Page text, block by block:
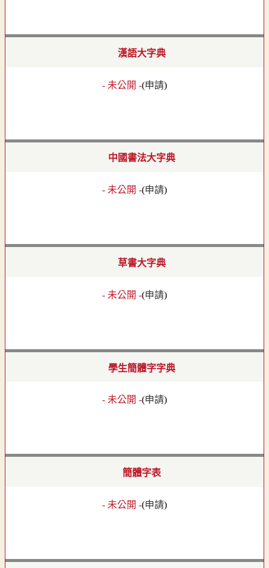
漢語大字典
- 未公開 -(申請)
中國書法大字典
- 未公開 -(申請)
草書大字典
- 未公開 -(申請)
學生簡體字字典
- 未公開 -(申請)
簡體字表
- 未公開 -(申請)